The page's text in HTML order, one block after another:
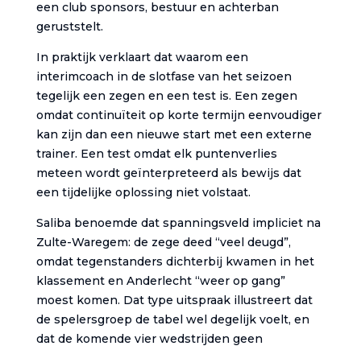
een club sponsors, bestuur en achterban
geruststelt.
In praktijk verklaart dat waarom een
interimcoach in de slotfase van het seizoen
tegelijk een zegen en een test is. Een zegen
omdat continuïteit op korte termijn eenvoudiger
kan zijn dan een nieuwe start met een externe
trainer. Een test omdat elk puntenverlies
meteen wordt geïnterpreteerd als bewijs dat
een tijdelijke oplossing niet volstaat.
Saliba benoemde dat spanningsveld impliciet na
Zulte-Waregem: de zege deed “veel deugd”,
omdat tegenstanders dichterbij kwamen in het
klassement en Anderlecht “weer op gang”
moest komen. Dat type uitspraak illustreert dat
de spelersgroep de tabel wel degelijk voelt, en
dat de komende vier wedstrijden geen